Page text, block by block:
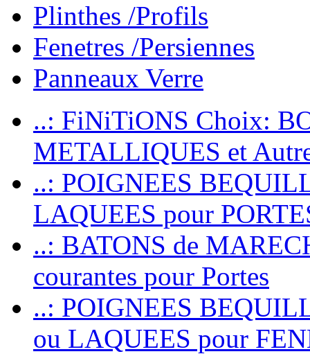
Plinthes /Profils
Fenetres /Persiennes
Panneaux Verre
..: FiNiTiONS Choix:
METALLIQUES et
..: POIGNEES
LAQUEES pour
..: BATONS de
courantes pour Portes
..: POIGNEES
ou LAQUEES pour